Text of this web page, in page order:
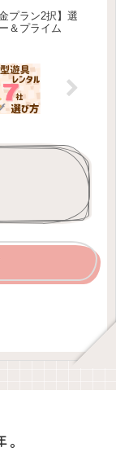
プラン2択】選
＆プライム